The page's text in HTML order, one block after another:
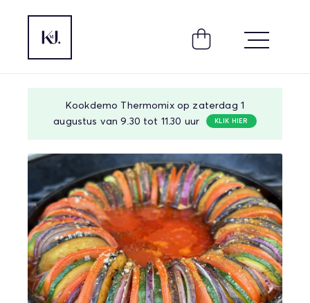
Kookdemo Thermomix op zaterdag 1
augustus van 9.30 tot 11.30 uur
KLIK HIER